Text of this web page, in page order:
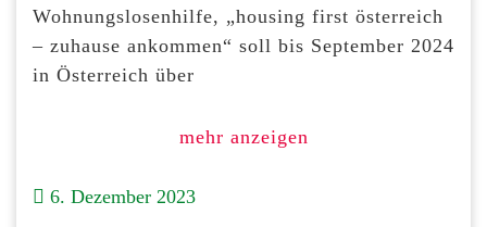
Wohnungslosenhilfe, „housing first österreich
– zuhause ankommen“ soll bis September 2024
in Österreich über
mehr anzeigen
6. Dezember 2023